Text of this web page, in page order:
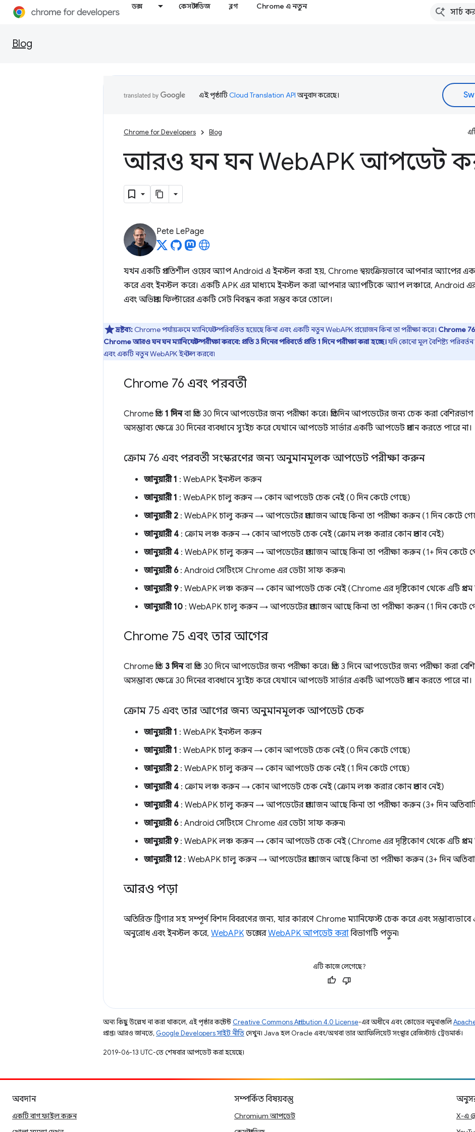
ডক্স কেস স্টাডিজ ব্লগ Chrome এ নতুন
Blog
এই পৃষ্ঠাটিCloud Translation APIঅনুবাদ করেছে।
Chrome for Developers Blog
আরও ঘন ঘন WebAPK আপডেট
Pete LePage
যখন একটি প্রগতিশীল ওয়েব অ্যাপ Android এ ইনস্টল করা হয়, Chrome স্বয়ংক্রিয়ভাবে আপনার অ্যাপের
করে এবং ইনস্টল করে। একটি APK এর মাধ্যমে ইনস্টল করা আপনার অ্যাপটিকে অ্যাপ লঞ্চারে, Android
এবং অভিপ্রায় ফিল্টারের একটি সেট নিবন্ধন করা সম্ভব করে তোলে।
দ্রষ্টব্য: Chrome পর্যায়ক্রমে ম্যানিফেস্ট পরিবর্তিত হয়েছে কিনা এবং একটি নতুন WebAPK প্রয়োজন কিনা তা পরীক্ষা করে। Chrome
Chrome আরও ঘন ঘন ম্যানিফেস্ট পরীক্ষা করবে: প্রতি 3 দিনের পরিবর্তে প্রতি 1 দিনে পরীক্ষা করা হচ্ছে।যদি কোনো মূল বৈশিষ্ট্য
এবং একটি নতুন WebAPK ইনস্টল করবে৷
Chrome 76 এবং পরবর্তী
Chrome প্রতি 1 দিনবা প্রতি 30 দিনে আপডেটের জন্য পরীক্ষা করে। প্রতিদিন আপডেটের জন্য চেক করা
অসম্ভাব্য ক্ষেত্রে 30 দিনের ব্যবধানে স্যুইচ করে যেখানে আপডেট সার্ভার একটি আপডেট প্রদান করতে পারে না।
ক্রোম 76 এবং পরবর্তী সংস্করণের জন্য অনুমানমূলক আপডেট পরীক্ষা করুন
জানুয়ারী 1 : WebAPK ইনস্টল করুন
জানুয়ারী 1 : WebAPK চালু করুন → কোন আপডেট চেক নেই (0 দিন কেটে গেছে)
জানুয়ারী 2 : WebAPK চালু করুন → আপডেটের প্রয়োজন আছে কিনা তা পরীক্ষা করুন (1 দিন কেটে
জানুয়ারী 4 : ক্রোম লঞ্চ করুন → কোন আপডেট চেক নেই (ক্রোম লঞ্চ করার কোন প্রভাব নেই)
জানুয়ারী 4 : WebAPK চালু করুন → আপডেটের প্রয়োজন আছে কিনা তা পরীক্ষা করুন (1+ দিন কেটে
জানুয়ারী 6: Android সেটিংসে Chrome এর ডেটা সাফ করুন৷
জানুয়ারী 9: WebAPK লঞ্চ করুন → কোন আপডেট চেক নেই (Chrome এর দৃষ্টিকোণ থেকে এটি প্রথম
জানুয়ারী 10 : WebAPK চালু করুন → আপডেটের প্রয়োজন আছে কিনা তা পরীক্ষা করুন (1 দিন কেটে
Chrome 75 এবং তার আগের
Chrome প্রতি 3 দিনবা প্রতি 30 দিনে আপডেটের জন্য পরীক্ষা করে। প্রতি 3 দিনে আপডেটের জন্য পরীক্ষা করা
অসম্ভাব্য ক্ষেত্রে 30 দিনের ব্যবধানে স্যুইচ করে যেখানে আপডেট সার্ভার একটি আপডেট প্রদান করতে পারে না।
ক্রোম 75 এবং তার আগের জন্য অনুমানমূলক আপডেট চেক
জানুয়ারী 1 : WebAPK ইনস্টল করুন
জানুয়ারী 1 : WebAPK চালু করুন → কোন আপডেট চেক নেই (0 দিন কেটে গেছে)
জানুয়ারী 2 : WebAPK চালু করুন → কোন আপডেট চেক নেই (1 দিন কেটে গেছে)
জানুয়ারী 4 : ক্রোম লঞ্চ করুন → কোন আপডেট চেক নেই (ক্রোম লঞ্চ করার কোন প্রভাব নেই)
জানুয়ারী 4 : WebAPK চালু করুন → আপডেটের প্রয়োজন আছে কিনা তা পরীক্ষা করুন (3+ দিন
জানুয়ারী 6: Android সেটিংসে Chrome এর ডেটা সাফ করুন৷
জানুয়ারী 9: WebAPK লঞ্চ করুন → কোন আপডেট চেক নেই (Chrome এর দৃষ্টিকোণ থেকে এটি প্রথম
জানুয়ারী 12 : WebAPK চালু করুন → আপডেটের প্রয়োজন আছে কিনা তা পরীক্ষা করুন (3+ দিন
আরও পড়া
অতিরিক্ত ট্রিগার সহ সম্পূর্ণ বিশদ বিবরণের জন্য, যার কারণে Chrome ম্যানিফেস্ট চেক করে এবং
অনুরোধ এবং ইনস্টল করে, WebAPK ডক্সেরWebAPK আপডেট করাবিভাগটি পড়ুন৷
এটি কাজে লেগেছে?
অন্য কিছু উল্লেখ না করা থাকলে, এই পৃষ্ঠার কন্টেন্ট Creative Commons Attribution 4.0 License-এর অধীনে এবং কোডের নমুনাগুলি
প্রাপ্ত। আরও জানতে, Google Developers সাইট নীতিদেখুন। Java হল Oracle এবং/অথবা তার অ্যাফিলিয়েট সংস্থার রেজিস্টার্ড ট্রেডমার্ক।
2019-06-13 UTC-তে শেষবার আপডেট করা হয়েছে।
অবদান
একটি বাগ ফাইল করুন
সম্পর্কিত বিষয়বস্তু
Chromium আপডেট
X-এ